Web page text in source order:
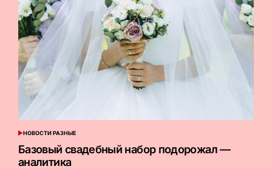
ОПУБЛИКОВАНО
В
НОВОСТИ РАЗНЫЕ
Базовый свадебный набор подорожал —
аналитика